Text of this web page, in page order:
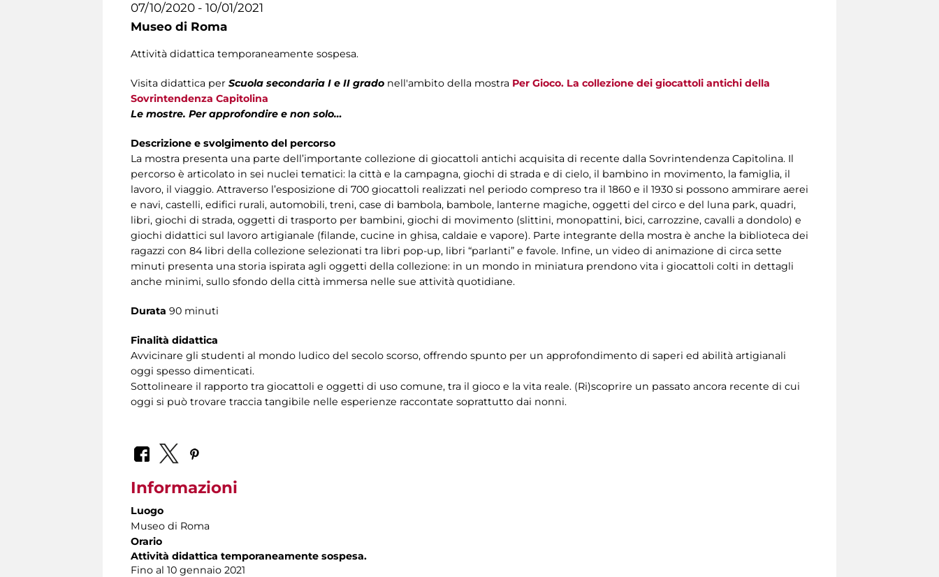
07/10/2020 - 10/01/2021
Museo di Roma
Attività didattica temporaneamente sospesa.
Visita didattica per Scuola secondaria I e II grado nell'ambito della mostra Per Gioco. La collezione dei giocattoli antichi della
Sovrintendenza Capitolina
Le mostre. Per approfondire e non solo…
Descrizione e svolgimento del percorso
La mostra presenta una parte dell’importante collezione di giocattoli antichi acquisita di recente dalla Sovrintendenza Capitolina. Il
percorso è articolato in sei nuclei tematici: la città e la campagna, giochi di strada e di cielo, il bambino in movimento, la famiglia, il
lavoro, il viaggio. Attraverso l’esposizione di 700 giocattoli realizzati nel periodo compreso tra il 1860 e il 1930 si possono ammirare aerei
e navi, castelli, edifici rurali, automobili, treni, case di bambola, bambole, lanterne magiche, oggetti del circo e del luna park, quadri,
libri, giochi di strada, oggetti di trasporto per bambini, giochi di movimento (slittini, monopattini, bici, carrozzine, cavalli a dondolo) e
giochi didattici sul lavoro artigianale (filande, cucine in ghisa, caldaie e vapore). Parte integrante della mostra è anche la biblioteca dei
ragazzi con 84 libri della collezione selezionati tra libri pop-up, libri “parlanti” e favole. Infine, un video di animazione di circa sette
minuti presenta una storia ispirata agli oggetti della collezione: in un mondo in miniatura prendono vita i giocattoli colti in dettagli
anche minimi, sullo sfondo della città immersa nelle sue attività quotidiane.
Durata 90 minuti
Finalità didattica
Avvicinare gli studenti al mondo ludico del secolo scorso, offrendo spunto per un approfondimento di saperi ed abilità artigianali
oggi spesso dimenticati.
Sottolineare il rapporto tra giocattoli e oggetti di uso comune, tra il gioco e la vita reale. (Ri)scoprire un passato ancora recente di cui
oggi si può trovare traccia tangibile nelle esperienze raccontate soprattutto dai nonni.
Informazioni
Luogo
Museo di Roma
Orario
Attività didattica temporaneamente sospesa.
Fino al 10 gennaio 2021